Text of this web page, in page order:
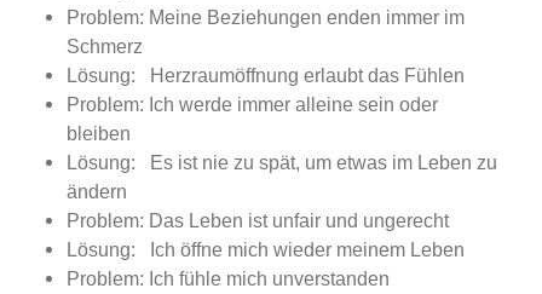
Problem: Meine Beziehungen enden immer im
Schmerz
Lösung: Herzraumöffnung erlaubt das Fühlen
Problem: Ich werde immer alleine sein oder
bleiben
Lösung: Es ist nie zu spät, um etwas im Leben zu
ändern
Problem: Das Leben ist unfair und ungerecht
Lösung: Ich öffne mich wieder meinem Leben
Problem: Ich fühle mich unverstanden